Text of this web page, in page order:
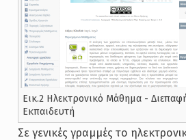
Εικ.2 Ηλεκτρονικό Μάθημα -
Εκπαιδευτή
Σε γενικές γραμμές το